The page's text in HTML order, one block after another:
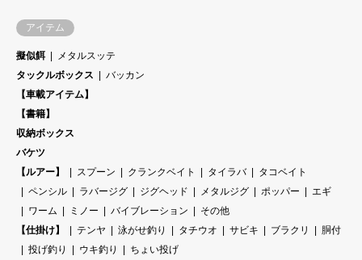
アイテム
擬似餌
メタルスッテ
タックルボックス
バッカン
【車載アイテム】
【書籍】
収納ボックス
バケツ
【ルアー】
スプーン クランクベイト タイラバ
タコベイト
ペンシル
ラバージグ ジグヘッド メタルジグ ポッパー
エギ
ワーム
ミノー バイブレーション
その他
【仕掛け】
テンヤ 泳がせ釣り タチウオ サビキ ブラクリ
胴付
投げ釣り
ウキ釣り
ちょい投げ